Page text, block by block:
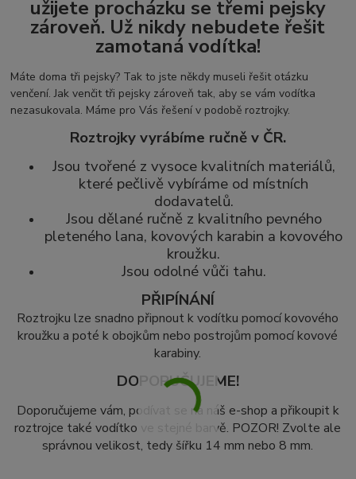
užijete procházku se třemi pejsky
zároveň. Už nikdy nebudete řešit
zamotaná vodítka!
Máte doma tři pejsky? Tak to jste někdy museli řešit otázku
venčení. Jak venčit tři pejsky zároveň tak, aby se vám vodítka
nezasukovala. Máme pro Vás řešení v podobě roztrojky.
Roztrojky vyrábíme ručně v ČR.
Jsou tvořené z vysoce kvalitních materiálů,
které pečlivě vybíráme od místních
dodavatelů.
Jsou dělané ručně z kvalitního pevného
pleteného lana, kovových karabin a kovového
kroužku.
Jsou odolné vůči tahu.
PŘIPÍNÁNÍ
Roztrojku lze snadno připnout k vodítku pomocí kovového
kroužku a poté k obojkům nebo postrojům pomocí kovové
karabiny.
DOPORUČUJEME!
Doporučujeme vám, podívat se na náš e-shop a přikoupit k
roztrojce také vodítko ve stejné barvě. POZOR! Zvolte ale
správnou velikost, tedy šířku 14 mm nebo 8 mm.